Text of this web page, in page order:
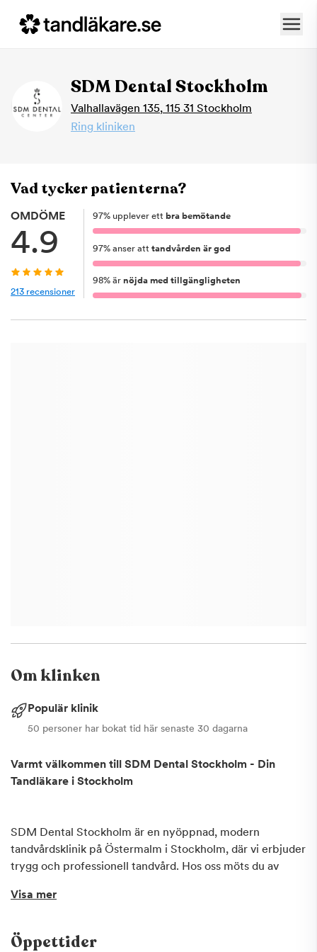
SDM Dental Stockholm
Valhallavägen 135, 115 31 Stockholm
Ring kliniken
Vad tycker patienterna?
OMDÖME
4.9
213 recensioner
97% upplever ett bra bemötande
97% anser att tandvården är god
98% är nöjda med tillgängligheten
Om klinken
Populär klinik
50 personer har bokat tid här senaste 30 dagarna
Varmt välkommen till SDM Dental Stockholm - Din
Tandläkare i Stockholm
SDM Dental Stockholm är en nyöppnad, modern
tandvårdsklinik på Östermalm i Stockholm, där vi erbjuder
trygg och professionell tandvård. Hos oss möts du av
tekniken inom modern tandvård.
Vi erbjuder ett brett utbud av behandlingar, inklusive
Visa mer
Öppettider